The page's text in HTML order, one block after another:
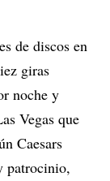
de discos en
giras
noche y
Vegas que
Caesars
patrocinio,